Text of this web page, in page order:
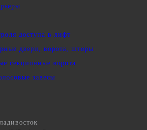
доступа в лифт
двери, ворота, шторы
секционные ворота
завесы